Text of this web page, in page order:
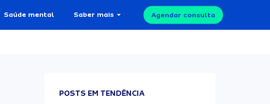
Saúde mental Saber mais Agendar consulta
POSTS EM TENDÊNCIA